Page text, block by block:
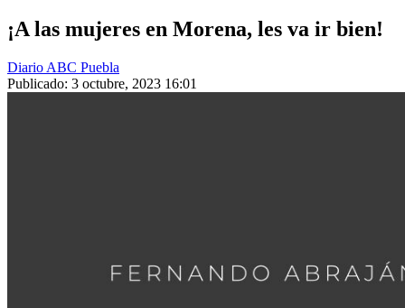
¡A las mujeres en Morena, les va ir bien!
Diario ABC Puebla
Publicado: 3 octubre, 2023 16:01